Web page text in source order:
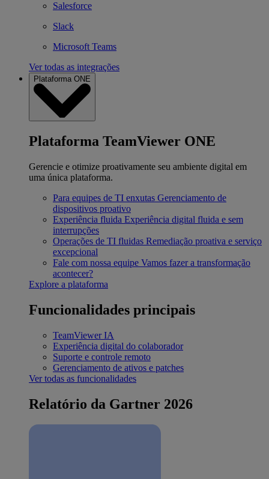
Salesforce
Slack
Microsoft Teams
Ver todas as integrações
Plataforma ONE
Plataforma TeamViewer ONE
Gerencie e otimize proativamente seu ambiente digital em
uma única plataforma.
Para equipes de TI enxutas Gerenciamento de
dispositivos proativo
Experiência fluida Experiência digital fluida e sem
interrupções
Operações de TI fluidas Remediação proativa e serviço
excepcional
Fale com nossa equipe Vamos fazer a transformação
acontecer?
Explore a plataforma
Funcionalidades principais
TeamViewer IA
Experiência digital do colaborador
Suporte e controle remoto
Gerenciamento de ativos e patches
Ver todas as funcionalidades
Relatório da Gartner 2026